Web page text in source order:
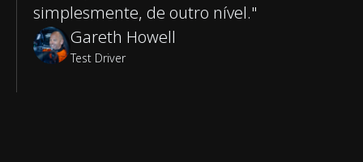
simplesmente, de outro nível."
Gareth Howell
Test Driver